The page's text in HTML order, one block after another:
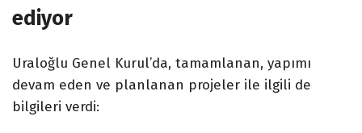
ediyor
Uraloğlu Genel Kurul’da, tamamlanan, yapımı
devam eden ve planlanan projeler ile ilgili de
bilgileri verdi: